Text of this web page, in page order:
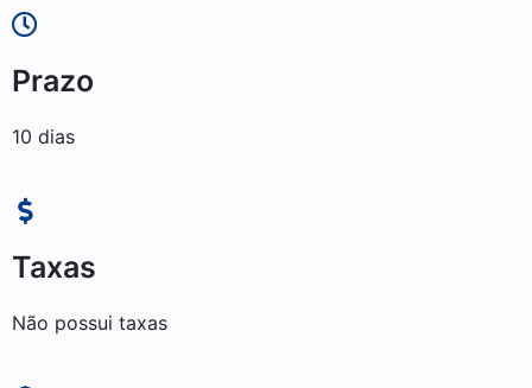
Prazo
10 dias
Taxas
Não possui taxas